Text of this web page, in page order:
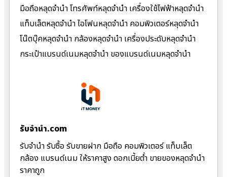
มือถือหลุดจำนำ โทรศัพท์หลุดจำนำ เครื่องใช้ไฟฟ้าหลุดจำนำ
แท็บเล็ตหลุดจำนำ ไอโฟนหลุดจำนำ คอมพิวเตอร์หลุดจำนำ
โน๊ตบุ๊คหลุดจำนำ กล้องหลุดจำนำ เครื่องประดับหลุดจำนำ
กระเป๋าแบรนด์เนมหลุดจำนำ ของแบรนด์เนมหลุดจำนำ
รับจํานํา.com
รับจำนำ รับซื้อ รับขายฝาก มือถือ คอมพิวเตอร์ แท็บเล็ต
กล้อง แบรนด์เนม ให้ราคาสูง ดอกเบี้ยต่ำ ขายของหลุดจำนำ
ราคาถูก